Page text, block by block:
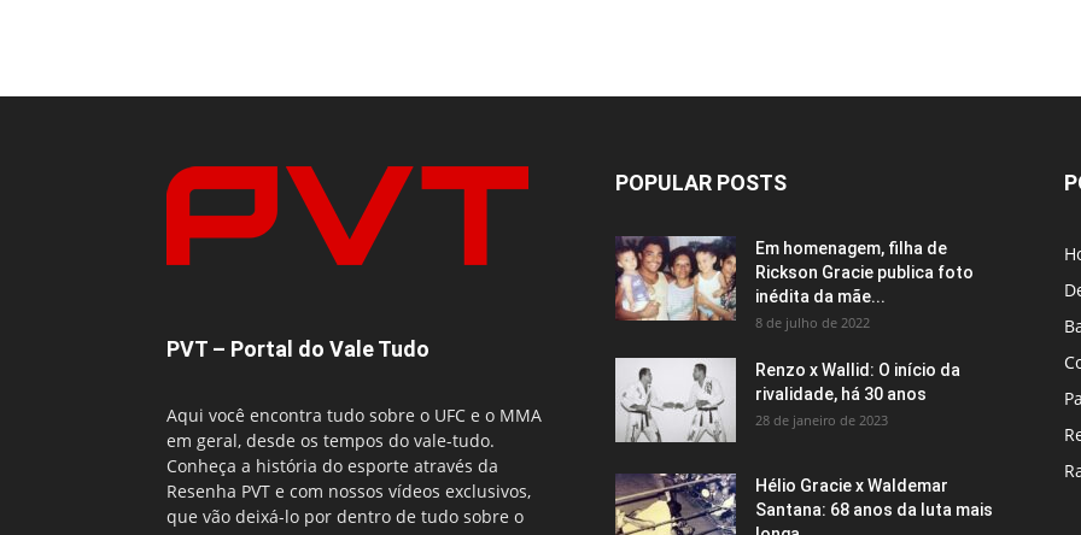
PVT – Portal do Vale Tudo
Aqui você encontra tudo sobre o UFC e o MMA
em geral, desde os tempos do vale-tudo.
Conheça a história do esporte através da
Resenha PVT e com nossos vídeos exclusivos,
que vão deixá-lo por dentro de tudo sobre o
POPULAR POSTS
Em homenagem, filha de
Rickson Gracie publica foto
inédita da mãe...
8 de julho de 2022
Renzo x Wallid: O início da
rivalidade, há 30 anos
28 de janeiro de 2023
Hélio Gracie x Waldemar
Santana: 68 anos da luta mais